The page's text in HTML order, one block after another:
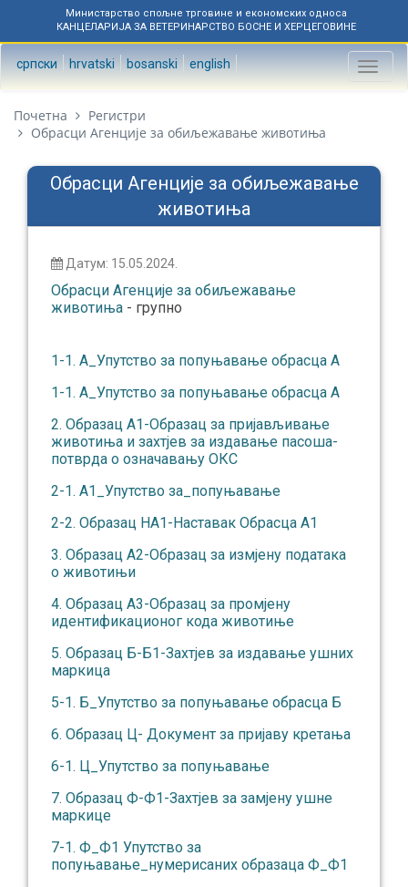
Министарство спољне трговине и економских односа
КАНЦЕЛАРИЈА ЗА ВЕТЕРИНАРСТВО БОСНЕ И ХЕРЦЕГОВИНЕ
српски hrvatski bosanski english
Toggle
Почетна
Регистри
Обрасци Агенције за обиљежавање животиња
Обрасци Агенције за обиљежавање
животиња
Датум: 15.05.2024.
Обрасци Агенције за обиљежавање
животиња - групно
1-1. А_Упутство за попуњавање обрасца А
1-1. А_Упутство за попуњавање обрасца А
2. Образац А1-Образац за пријављивање
животиња и захтјев за издавање пасоша-
потврда о означавању ОКС
2-1. А1_Упутство за_попуњавање
2-2. Образац НА1-Наставак Обрасца А1
3. Образац А2-Образац за измјену података
о животињи
4. Образац А3-Образац за промјену
идентификационог кода животиње
5. Образац Б-Б1-Захтјев за издавање ушних
маркица
5-1. Б_Упутство за попуњавање обрасца Б
6. Образац Ц- Документ за пријаву кретања
6-1. Ц_Упутство за попуњавање
7. Образац Ф-Ф1-Захтјев за замјену ушне
маркице
7-1. Ф_Ф1 Упутство за
попуњавање_нумерисаних образаца Ф_Ф1